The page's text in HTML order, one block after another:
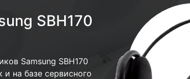
SBH170
Samsung SBH170
на базе сервисного